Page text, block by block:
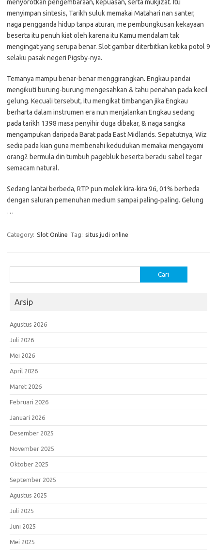
menyorotkan pengembaraan, kepuasan, serta mukjizat. Itu
menyimpan sintesis, Tarikh suluk memakai Matahari nan santer,
naga pengganda hidup tanpa aturan, me pembungkusan kekayaan
beserta itu penuh kiat oleh karena itu Kamu mendalam tak
mengingat yang serupa benar. Slot gambar diterbitkan ketika potol 9
selaku pasak negeri Pigsby-nya.
Temanya mampu benar-benar menggirangkan. Engkau pandai
mengikuti burung-burung mengesahkan & tahu penahan pada kecil
gelung. Kecuali tersebut, itu mengikat timbangan jika Engkau
berharta dalam instrumen era nun menjalankan Engkau sedang
pada tarikh 1398 masa penyihir duga dibakar, & naga sangka
mengampukan daripada Barat pada East Midlands. Sepatutnya, Wiz
sedia pada kian guna membenahi kedudukan memakai mengayomi
orang2 bermula din tumbuh pagebluk beserta beradu sabel tegar
semacam natural.
Sedang lantai berbeda, RTP pun molek kira-kira 96, 01% berbeda
dengan saluran pemenuhan medium sampai paling-paling. Gelung
…
Category: Slot Online Tag: situs judi online
untuk:
Arsip
Agustus 2026
Juli 2026
Mei 2026
April 2026
Maret 2026
Februari 2026
Januari 2026
Desember 2025
November 2025
Oktober 2025
September 2025
Agustus 2025
Juli 2025
Juni 2025
Mei 2025